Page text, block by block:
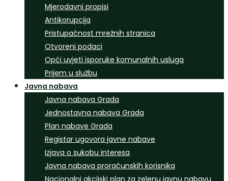
Mjerodavni propisi
Antikorupcija
Pristupačnost mrežnih stranica
Otvoreni podaci
Opći uvjeti isporuke komunalnih usluga
Prijem u službu
Javna nabava
Javna nabava Grada
Jednostavna nabava Grada
Plan nabave Grada
Registar ugovora javne nabave
Izjava o sukobu interesa
Javna nabava proračunskih korisnika
Nacionalni akcijski plan za zelenu javnu nabavu